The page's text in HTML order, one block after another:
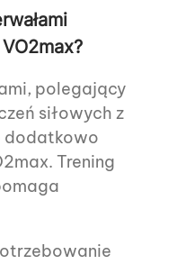
polegający
siłowych z
dodatkowo
Trening